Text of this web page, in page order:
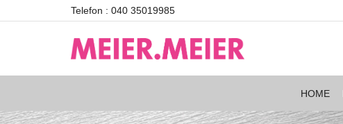
Telefon : 040 35019985
HOME